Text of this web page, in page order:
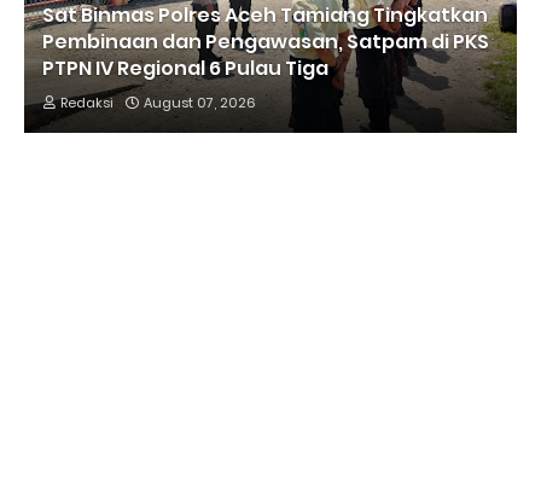
Sat Binmas Polres Aceh Tamiang Tingkatkan
Pembinaan dan Pengawasan, Satpam di PKS
PTPN IV Regional 6 Pulau Tiga
Redaksi August 07, 2026